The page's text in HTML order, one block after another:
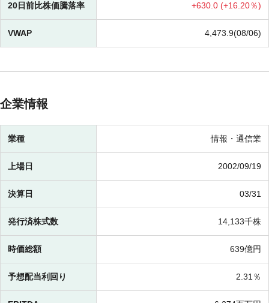
20日前比株価騰落率 +630.0 (+16.20％)
VWAP 4,473.9(08/06)
企業情報
業種 情報・通信業
上場日 2002/09/19
決算日 03/31
発行済株式数 14,133千株
時価総額 639億円
予想配当利回り 2.31％